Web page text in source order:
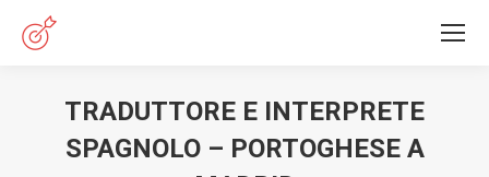
TRADUTTORE E INTERPRETE
SPAGNOLO – PORTOGHESE A